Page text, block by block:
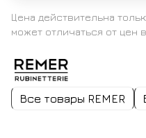
Цена действительна
может отличаться от цен
Все товары REMER